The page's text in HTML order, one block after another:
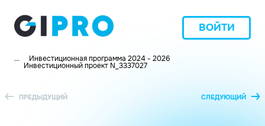
ВОЙТИ
... Инвестиционная программа 2024 - 2026
Инвестиционный проект N_3337027
ПРЕДЫДУЩИЙ СЛЕДУЮЩИЙ